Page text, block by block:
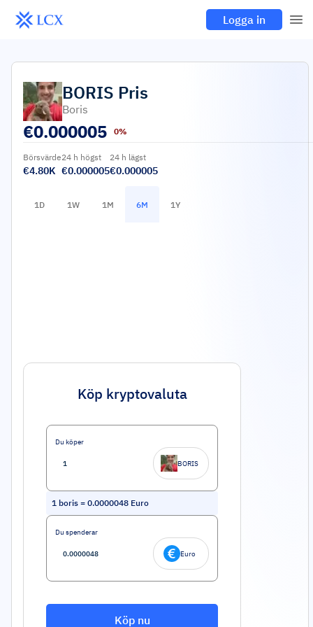
Logga in
BORIS Pris
Boris
€0.000005 0%
Börsvärde
€4.80K
24 h högst
€0.000005
24 h lägst
€0.000005
1D 1W 1M 6M 1Y
Köp kryptovaluta
Du köper
BORIS
1 boris = 0.0000048 Euro
Du spenderar
Euro
Köp nu